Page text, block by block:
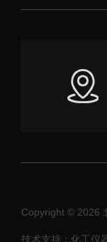
Copyright © 2026
技术支持：化工仪